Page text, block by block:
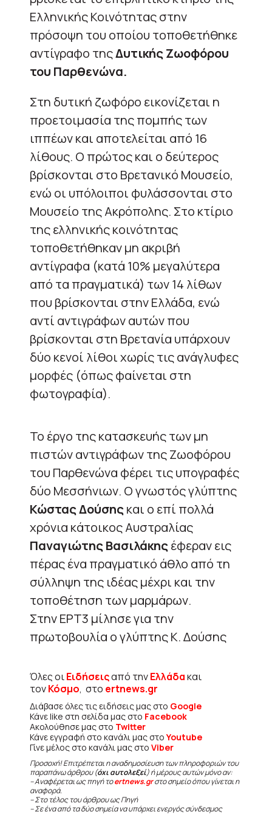
Ελληνικής Κοινότητας στην
πρόσοψη του οποίου τοποθετήθηκε
αντίγραφο τηςΔυτικής Ζωοφόρου
του Παρθενώνα.
Στη δυτική ζωφόρο εικονίζεται η
προετοιμασία της πομπής των
ιππέων και αποτελείται από 16
λίθους. Ο πρώτος και ο δεύτερος
βρίσκονται στο Βρετανικό Μουσείο,
ενώ οι υπόλοιποι φυλάσσονται στο
Μουσείο της Ακρόπολης. Στο κτίριο
της ελληνικής κοινότητας
τοποθετήθηκαν μη ακριβή
αντίγραφα (κατά 10% μεγαλύτερα
από τα πραγματικά) των 14 λίθων
που βρίσκονται στην Ελλάδα, ενώ
αντί αντιγράφων αυτών που
βρίσκονται στη Βρετανία υπάρχουν
δύο κενοί λίθοι χωρίς τις ανάγλυφες
μορφές (όπως φαίνεται στη
φωτογραφία).
Το έργο της κατασκευής των μη
πιστών αντιγράφων της Ζωοφόρου
του Παρθενώνα φέρει τις υπογραφές
δύο Μεσσήνιων. Ο γνωστός γλύπτης
Κώστας Δούσηςκαι ο επί πολλά
χρόνια κάτοικος Αυστραλίας
Παναγιώτης Βασιλάκηςέφεραν εις
πέρας ένα πραγματικό άθλο από τη
σύλληψη της ιδέας μέχρι και την
τοποθέτηση των μαρμάρων.
Στην ΕΡΤ3 μίλησε για την
πρωτοβουλία ο γλύπτης Κ. Δούσης
Όλες οιΕιδήσειςαπό τηνΕλλάδακαι
τονΚόσμο, στο ertnews.gr
Διάβασε όλες τις ειδήσεις μας στο Google
Κάνε like στη σελίδα μας στο Facebook
Ακολούθησε μας στο Twitter
Κάνε εγγραφή στο κανάλι μας στοYoutube
Γίνε μέλος στο κανάλι μας στο Viber
Προσοχή! Επιτρέπεται η αναδημοσίευση των πληροφοριών του
παραπάνω άρθρου (όχι αυτολεξεί) ή μέρους αυτών μόνο αν:
– Αναφέρεται ως πηγή τοertnews.grστο σημείο όπου γίνεται η
αναφορά.
– Στο τέλος του άρθρου ως Πηγή
– Σε ένα από τα δύο σημεία να υπάρχει ενεργός σύνδεσμος